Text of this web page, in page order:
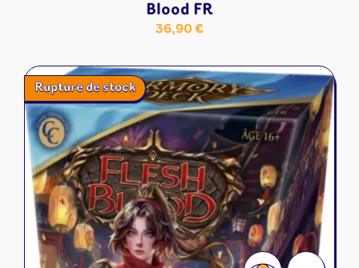
Blood FR
36,90€
Rupture de stock